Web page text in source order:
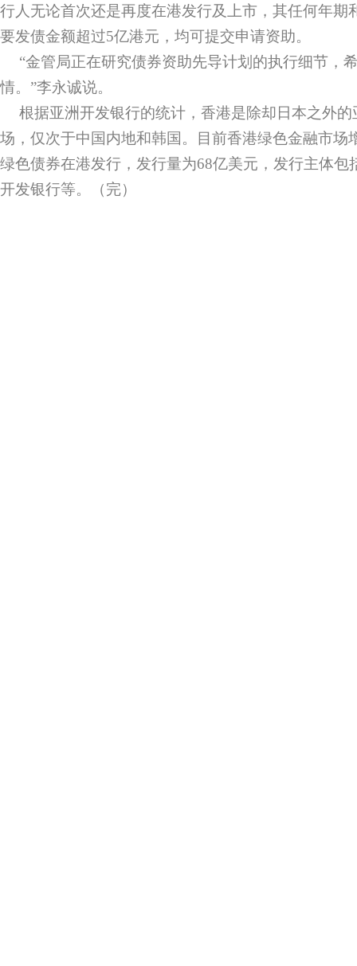
行人无论首次还是再度在港发行及上市，其任何年期
要发债金额超过5亿港元，均可提交申请资助。
“金管局正在研究债券资助先导计划的执行细节，
情。”李永诚说。
根据亚洲开发银行的统计，香港是除却日本之外
场，仅次于中国内地和韩国。目前香港绿色金融市场
绿色债券在港发行，发行量为68亿美元，发行主体包
开发银行等。（完）